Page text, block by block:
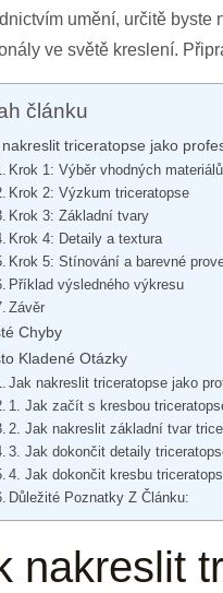
umění, určitě byste
ve světě kreslení.
článku
triceratopse jako
Krok 1: Výběr vhodných materiálů
Krok 2: Výzkum triceratopse
Krok 3: Základní tvary
Krok 4: Detaily a textura
Krok 5: Stínování a barevné
Příklad výsledného výkresu
Závěr
Chyby
Kladené Otázky
Jak nakreslit triceratopse jako
1. Jak začít s kresbou
2. Jak nakreslit základní tvar
3. Jak dokončit detaily
4. Jak dokončit kresbu
Důležité Poznatky Z Článku:
nakreslit